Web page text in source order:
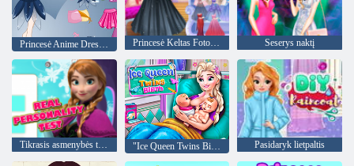
Princesė Keltas Fotosesija Seserys naktį
Tikrasis asmenybės testas "Ice Queen Twins Birth" Pasidaryk lietpaltis